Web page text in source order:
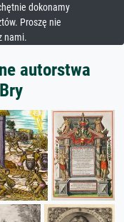
dokonamy
Proszę nie
nami.
autorstwa